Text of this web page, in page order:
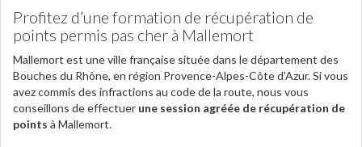
Profitez d’une formation de récupération de
points permis pas cher à Mallemort
Mallemort est une ville française située dans le département des
Bouches du Rhône, en région Provence-Alpes-Côte d'Azur. Si vous
avez commis des infractions au code de la route, nous vous
conseillons de effectuer une session agréée de récupération de
points à Mallemort.